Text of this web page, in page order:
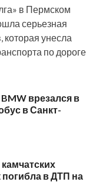
в Пермском
серьезная
которая унесла
по дороге
врезался в
в Санкт-
в ДТП на